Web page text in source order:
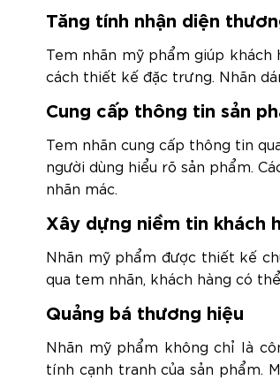
Tăng tính nhận diện
Tem nhãn mỹ phẩm giúp khách
cách thiết kế đặc trưng. Nhãn
Cung cấp thông tin sản
Tem nhãn cung cấp thông tin
người dùng hiểu rõ sản phẩm.
nhãn mác.
Xây dựng niềm tin khách
Nhãn mỹ phẩm được thiết kế
qua tem nhãn, khách hàng có
Quảng bá thương hiệu
Nhãn mỹ phẩm không chỉ là
tính cạnh tranh của sản phẩm.